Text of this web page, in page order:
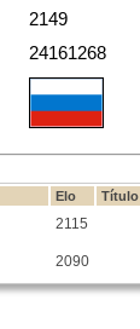
2149
24161268
Elo Título
2115
2090